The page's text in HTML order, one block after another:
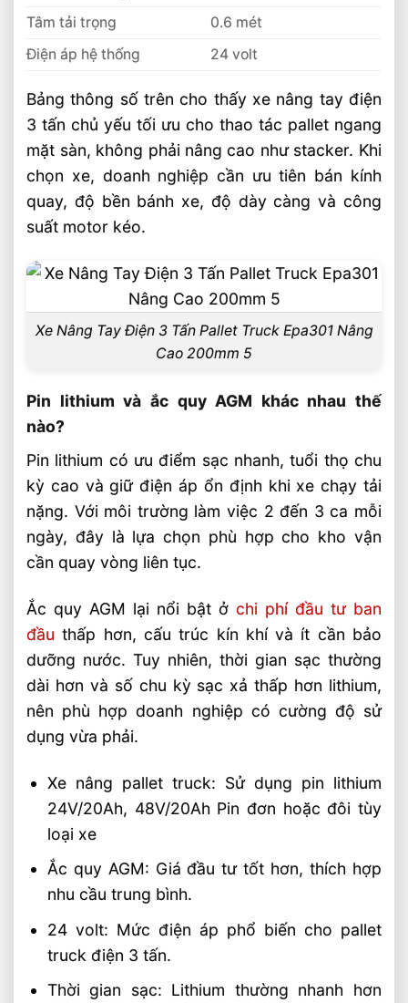
So Sánh Hiệu Suất Nâng Xe Nâng Lithium
Xe Nâng Lithium 2 Tấn Và 3 Tấn Khác
Nhau Thế Nào
So Sánh Xe Nâng Lithium 1.5 Tấn Và 2
Tấn Nên Chọn Loại Nào
Chọn Xe Nâng Lithium Theo Nhu Cầu Sử
Dụng Thực Tế Hiệu Quả
Tâm tải trọng
0.6 mét
Điện áp hệ thống
24 volt
Bảng thông số trên cho thấy xe nâng tay điện
3 tấn chủ yếu tối ưu cho thao tác pallet ngang
mặt sàn, không phải nâng cao như stacker. Khi
chọn xe, doanh nghiệp cần ưu tiên bán kính
quay, độ bền bánh xe, độ dày càng và công
suất motor kéo.
Xe Nâng Tay Điện 3 Tấn Pallet Truck Epa301 Nâng
Cao 200mm 5
Pin lithium và ắc quy AGM khác nhau thế
nào?
Pin lithium có ưu điểm sạc nhanh, tuổi thọ chu
kỳ cao và giữ điện áp ổn định khi xe chạy tải
nặng. Với môi trường làm việc 2 đến 3 ca mỗi
ngày, đây là lựa chọn phù hợp cho kho vận
cần quay vòng liên tục.
Ắc quy AGM lại nổi bật ở chi phí đầu tư ban
đầu thấp hơn, cấu trúc kín khí và ít cần bảo
dưỡng nước. Tuy nhiên, thời gian sạc thường
dài hơn và số chu kỳ sạc xả thấp hơn lithium,
nên phù hợp doanh nghiệp có cường độ sử
dụng vừa phải.
Xe nâng pallet truck: Sử dụng pin lithium
24V/20Ah, 48V/20Ah Pin đơn hoặc đôi tùy
loại xe
Ắc quy AGM: Giá đầu tư tốt hơn, thích hợp
nhu cầu trung bình.
24 volt: Mức điện áp phổ biến cho pallet
truck điện 3 tấn.
Thời gian sạc: Lithium thường nhanh hơn